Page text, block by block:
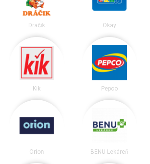
Dráčik Okay
Kik Pepco
Orion BENU Lekáreň